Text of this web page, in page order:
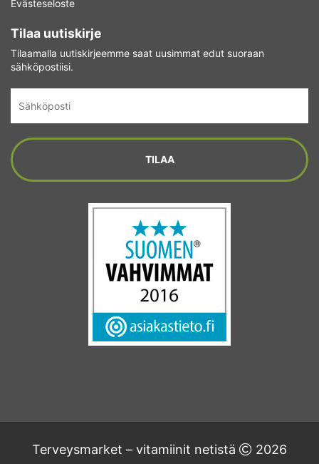
Evästeseloste
Tilaa uutiskirje
Tilaamalla uutiskirjeemme saat uusimmat edut suoraan
sähköpostiisi.
Terveysmarket – vitamiinit netistä 2026